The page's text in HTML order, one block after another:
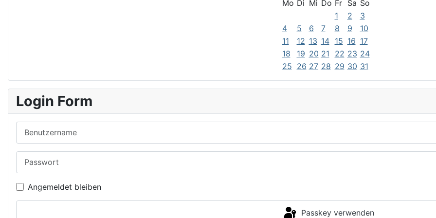
Mo Di Mi Do Fr Sa So
1
2
3
4
5 6 7 8 9
10
11
12 13 14 15 16 17
18
19 20 21 22 23 24
25 26 27 28 29 30 31
Login Form
Angemeldet bleiben
Passkey verwenden